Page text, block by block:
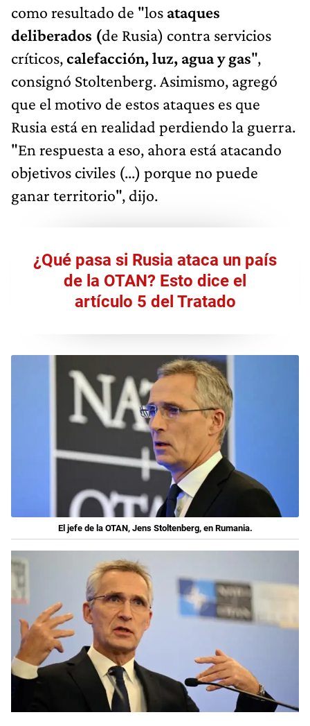
como resultado de "los ataques
deliberados (de Rusia) contra servicios
críticos,calefacción, luz, agua y gas",
consignó Stoltenberg. Asimismo, agregó
que el motivo de estos ataques es que
Rusia está en realidad perdiendo la guerra.
"En respuesta a eso, ahora está atacando
objetivos civiles (...) porque no puede
ganar territorio", dijo.
¿Qué pasa si Rusia ataca un país
de la OTAN? Esto dice el
artículo 5 del Tratado
El jefe de la OTAN, Jens Stoltenberg, en Rumania.